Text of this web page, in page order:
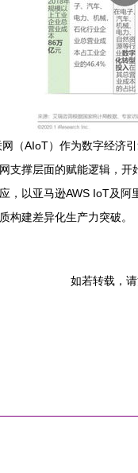
（AIoT）作为数字经济
支撑层面的赋能逻辑，
，以亚马逊AWS IoT及
构建差异化生产力突破。
如若转载，